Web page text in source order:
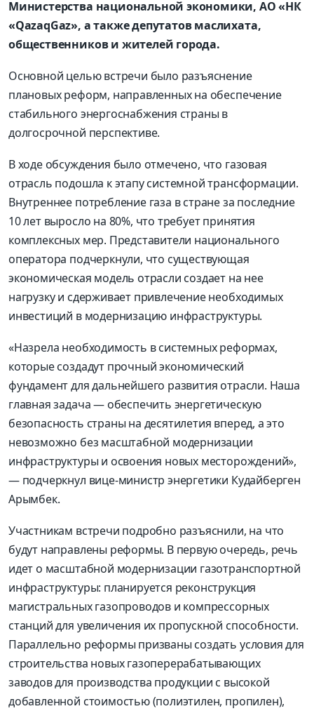
Министерства национальной экономики, АО «НК
«QazaqGaz», а также депутатов маслихата,
общественников и жителей города.
Основной целью встречи было разъяснение
плановых реформ, направленных на обеспечение
стабильного энергоснабжения страны в
долгосрочной перспективе.
В ходе обсуждения было отмечено, что газовая
отрасль подошла к этапу системной трансформации.
Внутреннее потребление газа в стране за последние
10 лет выросло на 80%, что требует принятия
комплексных мер. Представители национального
оператора подчеркнули, что существующая
экономическая модель отрасли создает на нее
нагрузку и сдерживает привлечение необходимых
инвестиций в модернизацию инфраструктуры.
«Назрела необходимость в системных реформах,
которые создадут прочный экономический
фундамент для дальнейшего развития отрасли. Наша
главная задача — обеспечить энергетическую
безопасность страны на десятилетия вперед, а это
невозможно без масштабной модернизации
инфраструктуры и освоения новых месторождений»,
— подчеркнул вице-министр энергетики Кудайберген
Арымбек.
Участникам встречи подробно разъяснили, на что
будут направлены реформы. В первую очередь, речь
идет о масштабной модернизации газотранспортной
инфраструктуры: планируется реконструкция
магистральных газопроводов и компрессорных
станций для увеличения их пропускной способности.
Параллельно реформы призваны создать условия для
строительства новых газоперерабатывающих
заводов для производства продукции с высокой
добавленной стоимостью (полиэтилен, пропилен),